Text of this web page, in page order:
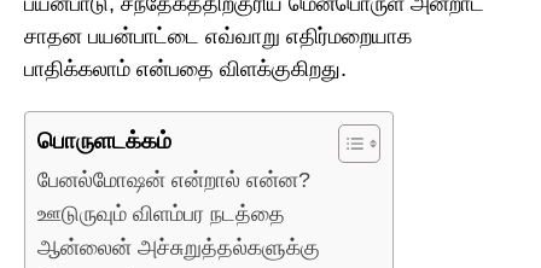
சாதன பயன்பாட்டை எவ்வாறு எதிர்மறையாக
பாதிக்கலாம் என்பதை விளக்குகிறது.
பொருளடக்கம்
பேனல்மோஷன் என்றால் என்ன?
ஊடுருவும் விளம்பர நடத்தை
ஆன்லைன் அச்சுறுத்தல்களுக்கு